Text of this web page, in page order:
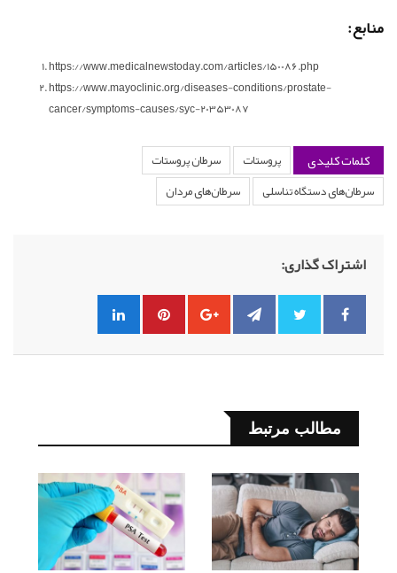
منابع:
https://www.medicalnewstoday.com/articles/150086.php
https://www.mayoclinic.org/diseases-conditions/prostate-
cancer/symptoms-causes/syc-20353087
کلمات کلیدی پروستات
سرطان پروستات
سرطان‌های دستگاه تناسلی
سرطان‌های مردان
اشتراک گذاری:
مطالب مرتبط